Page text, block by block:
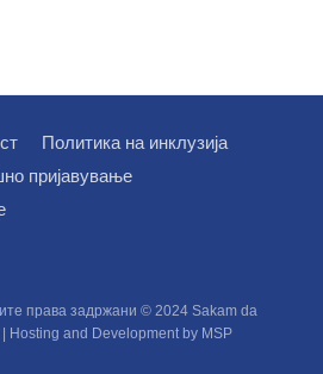
Политика на инклузија
пријавување
права задржани © 2024 Sakam da
Hosting and Development by MSP